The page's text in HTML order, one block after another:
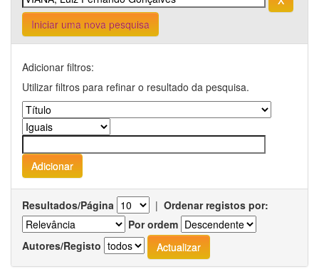
Iniciar uma nova pesquisa
Adicionar filtros:
Utilizar filtros para refinar o resultado da pesquisa.
Resultados/Página | Ordenar registos por:
Por ordem
Autores/Registo